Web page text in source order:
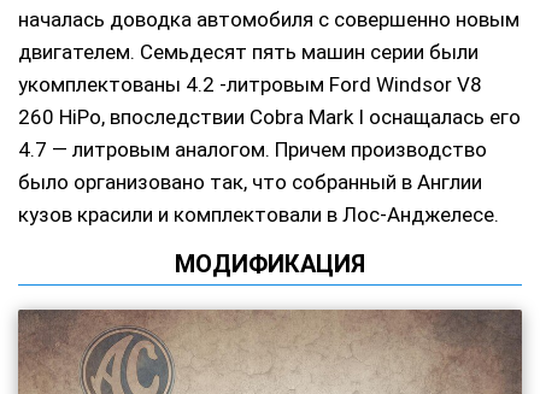
началась доводка автомобиля с совершенно новым
двигателем. Семьдесят пять машин серии были
укомплектованы 4.2 -литровым Ford Windsor V8
260 HiPo, впоследствии Cobra Mark I оснащалась его
4.7 — литровым аналогом. Причем производство
было организовано так, что собранный в Англии
кузов красили и комплектовали в Лос-Анджелесе.
МОДИФИКАЦИЯ